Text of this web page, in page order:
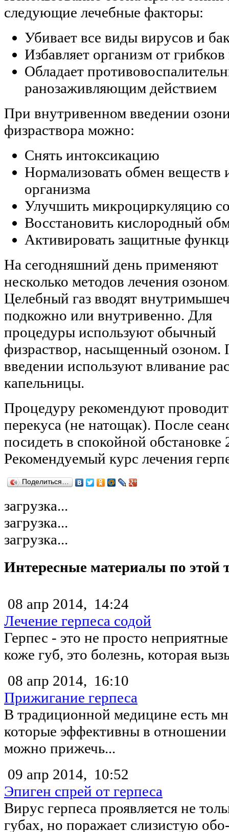
следующие лечебные факторы:
Убивает все виды вирусов и
Избавляет организм от
Обладает
ранозаживляющим действием
При внутривенном введении
физраствора можно:
Снять интоксикацию
Нормализовать обмен
организма
Улучшить микроциркуляцию
Восстановить кислородный
Активировать защитные
На сегодняшний день применяют
несколько методов лечения
Целебный газ вводят
подкожно или внутривенно. Для
процедуры используют обычный
физраствор, насыщенный озоном.
введении используют вливание
капельницы.
Процедуру рекомендуют
перекуса (не натощак). После
посидеть в спокойной обстановке
Рекомендуемый курс лечения
Поделиться…
загрузка...
загрузка...
загрузка...
Интересные материалы по этой
08 апр 2014, 14:24
Лечение герпеса содой
Герпес - это не просто
коже губ, это болезнь, которая
08 апр 2014, 16:10
Прижигание герпеса
В традиционной медицине есть
которые эффективны в отношении
можно прижечь...
09 апр 2014, 10:52
Эпиген спрей от герпеса
Вирус герпеса проявляется не
губах, но поражает слизистую